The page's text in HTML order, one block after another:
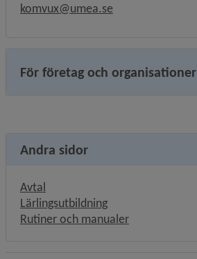
komvux@umea.se
För företag och organisationer
Andra sidor
Avtal
Lärlingsutbildning
Rutiner och manualer